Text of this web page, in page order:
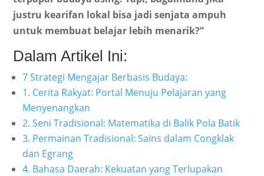
justru kearifan lokal bisa jadi senjata ampuh
untuk membuat belajar lebih menarik?”
Dalam Artikel Ini:
7 Strategi Mengajar Berbasis Budaya:
1. Cerita Rakyat: Portal Menuju Pelajaran yang
Menyenangkan
2. Seni Tradisional: Matematika di Balik Pola Batik
3. Permainan Tradisional: Sains dalam Congklak
dan Egrang
4. Bahasa Daerah: Kekuatan yang Terlupakan